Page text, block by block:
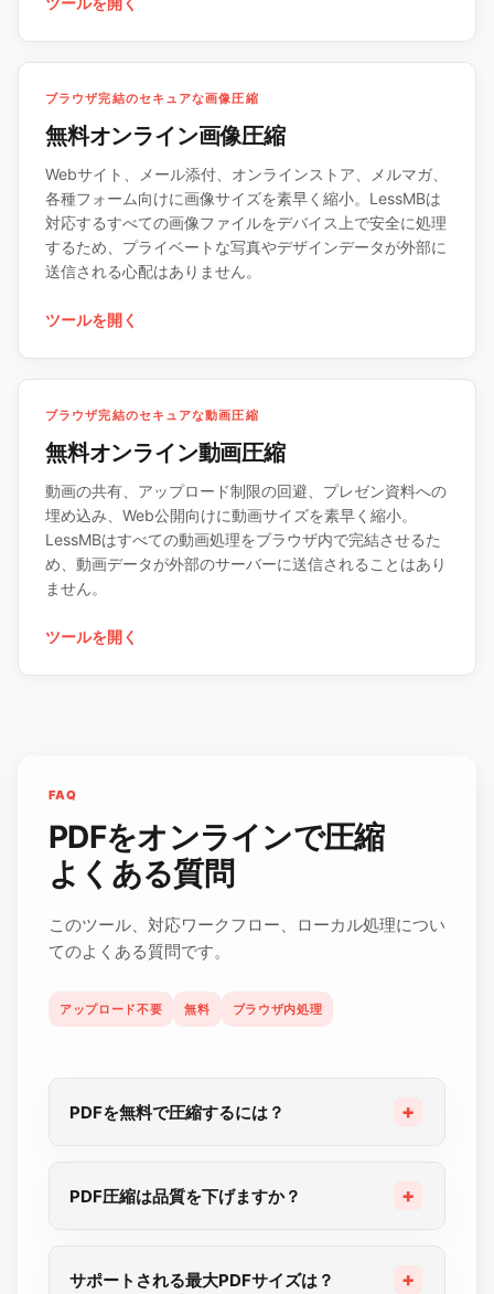
ブラウザ完結のセキュアな画像圧縮
無料オンライン画像圧縮
Webサイト、メール添付、オンラインストア、メルマガ、
各種フォーム向けに画像サイズを素早く縮小。LessMBは
対応するすべての画像ファイルをデバイス上で安全に処理
するため、プライベートな写真やデザインデータが外部に
送信される心配はありません。
ツールを開く
ブラウザ完結のセキュアな動画圧縮
無料オンライン動画圧縮
動画の共有、アップロード制限の回避、プレゼン資料への
埋め込み、Web公開向けに動画サイズを素早く縮小。
LessMBはすべての動画処理をブラウザ内で完結させるた
め、動画データが外部のサーバーに送信されることはあり
ません。
ツールを開く
FAQ
PDFをオンラインで圧縮
よくある質問
このツール、対応ワークフロー、ローカル処理につい
てのよくある質問です。
アップロード不要 無料 ブラウザ内処理
PDFを無料で圧縮するには？
PDF圧縮は品質を下げますか？
サポートされる最大PDFサイズは？